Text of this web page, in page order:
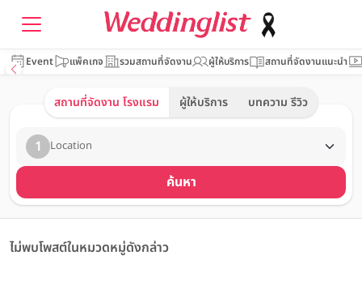
Event แพ็คเกจ รวมสถานที่จัดงาน ผู้ให้บริการ สถานที่จัดงานแนะนำ
สถานที่จัดงาน โรงแรม ผู้ให้บริการ บทความ รีวิว
1 Location
ค้นหา
ไม่พบโพสต์ในหมวดหมู่ดังกล่าว